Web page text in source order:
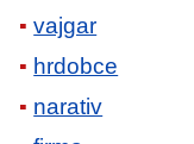
vajgar
hrdobce
narativ